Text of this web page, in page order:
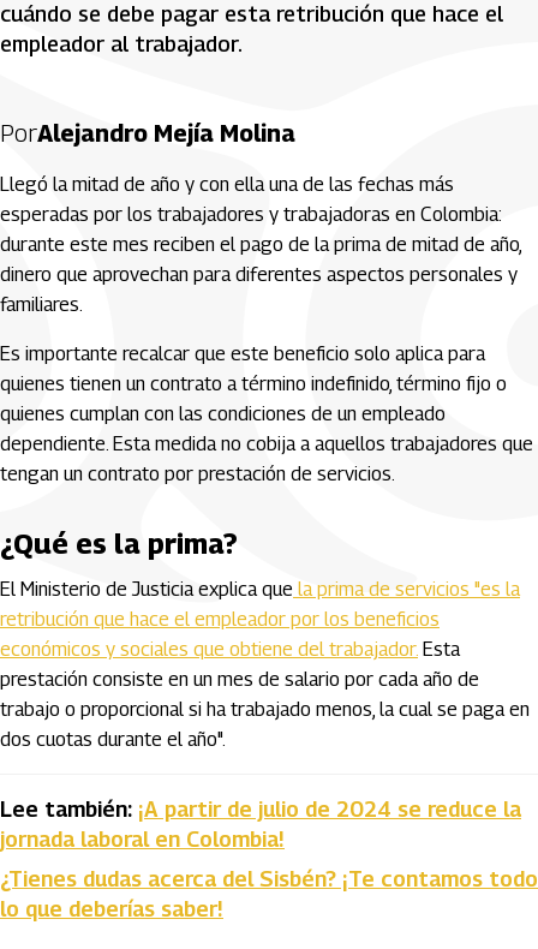
cuándo se debe pagar esta retribución que hace el
empleador al trabajador.
PorAlejandro Mejía Molina
Llegó la mitad de año y con ella una de las fechas más
esperadas por los trabajadores y trabajadoras en Colombia:
durante este mes reciben el pago de la prima de mitad de año,
dinero que aprovechan para diferentes aspectos personales y
familiares.
Es importante recalcar que este beneficio solo aplica para
quienes tienen un contrato a término indefinido, término fijo o
quienes cumplan con las condiciones de un empleado
dependiente. Esta medida no cobija a aquellos trabajadores que
tengan un contrato por prestación de servicios.
¿Qué es la prima?
El Ministerio de Justicia explica que la prima de servicios "es la
retribución que hace el empleador por los beneficios
económicos y sociales que obtiene del trabajador. Esta
prestación consiste en un mes de salario por cada año de
trabajo o proporcional si ha trabajado menos, la cual se paga en
dos cuotas durante el año".
Lee también: ¡A partir de julio de 2024 se reduce la
jornada laboral en Colombia!
¿Tienes dudas acerca del Sisbén? ¡Te contamos todo
lo que deberías saber!